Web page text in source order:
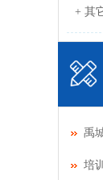
+ 其
禹
培